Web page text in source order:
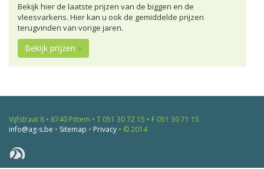
Bekijk hier de laatste prijzen van de biggen en de
vleesvarkens. Hier kan u ook de gemiddelde prijzen
terugvinden van vorige jaren.
Bekijk prijzen »
Vijfstraat 8 • 8740 Pittem • T 051 30 72 15 • F 051 30 71 15
info@ag-s.be • Sitemap • Privacy • © 2014